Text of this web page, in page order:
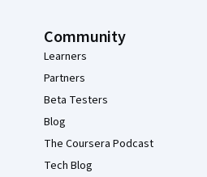
Community
Learners
Partners
Beta Testers
Blog
The Coursera Podcast
Tech Blog